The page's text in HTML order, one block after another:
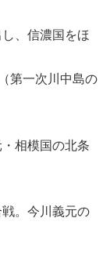
、信濃国をほ
第一次川中島の
相模国の北条
。今川義元の